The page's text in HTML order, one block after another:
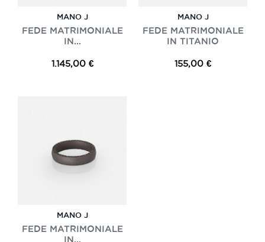
MANO J
FEDE MATRIMONIALE
IN...
1.145,00 €
MANO J
FEDE MATRIMONIALE
IN TITANIO
155,00 €
MANO J
FEDE MATRIMONIALE
IN...